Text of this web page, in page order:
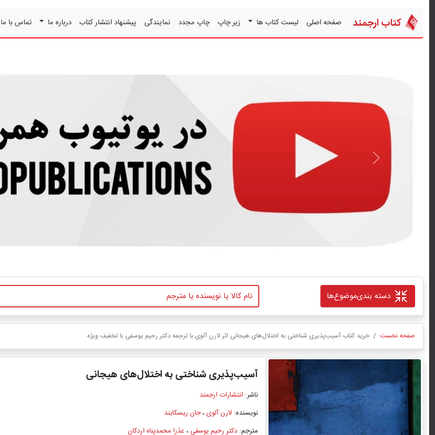
کتاب ارجمند صفحه اصلی لیست کتاب ها زیر چاپ چاپ مجدد نمایندگی پیشنهاد انتشار کتاب درباره ما تماس با
قبلی
دسته بندیموضوع‌ها
صفحه نخست خرید کتاب آسیب‌پذیری شناختی به اختلال‌های هیجانی اثر لارن آلوی با ترجمه دکتر رحیم یوسفی با تخفیف ویژه
آسیب‌پذیری شناختی به اختلال‌های هیجانی
ناشر: انتشارات ارجمند
نویسنده: لارن آلوی،جان ریسکایند
مترجم: دکتر رحیم یوسفی ، عذرا محمدپناه اردکان